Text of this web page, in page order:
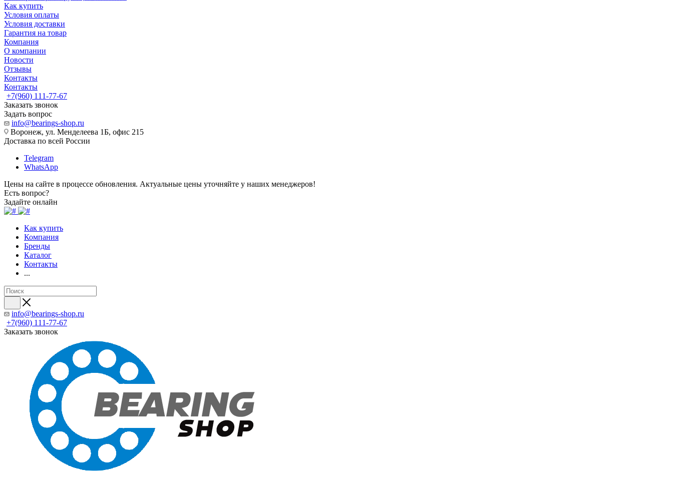
Как купить
Условия оплаты
Условия доставки
Гарантия на товар
Компания
О компании
Новости
Отзывы
Контакты
Контакты
+7(960) 111-77-67
Заказать звонок
Задать вопрос
info@bearings-shop.ru
Воронеж, ул. Менделеева 1Б, офис 215
Доставка по всей России
Telegram
WhatsApp
Цены на сайте в процессе обновления. Актуальные цены уточняйте у наших менеджеров!
Есть вопрос?
Задайте онлайн
Как купить
Компания
Бренды
Каталог
Контакты
...
info@bearings-shop.ru
+7(960) 111-77-67
Заказать звонок